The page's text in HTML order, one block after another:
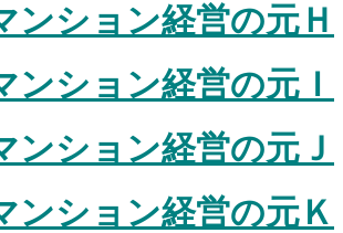
ンション経営の元Ｈ
ンション経営の元Ｉ
ンション経営の元Ｊ
ンション経営の元Ｋ